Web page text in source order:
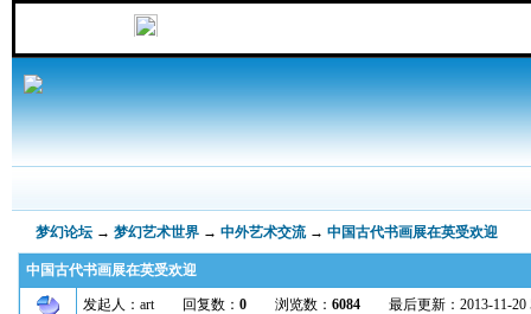
梦幻论坛 → 梦幻艺术世界 → 中外艺术交流→ 中国古代书画展在英受欢迎
中国古代书画展在英受欢迎
发起人：art 回复数： 0 浏览数： 6084 最后更新：2013-11-20